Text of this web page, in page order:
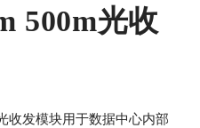
500m光收
收发模块用于数据中心内部